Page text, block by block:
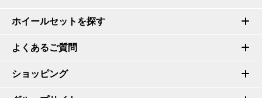
ホイールセットを探す
よくあるご質問
ショッピング